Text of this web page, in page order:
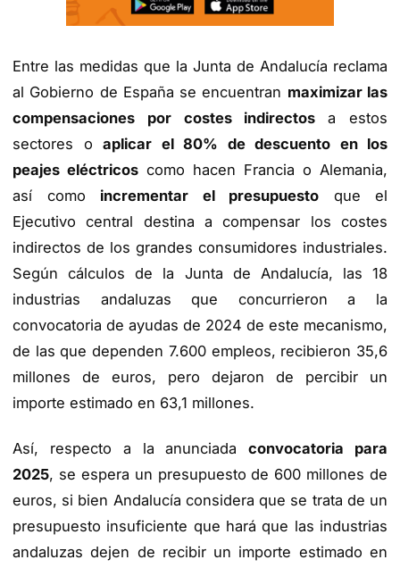
Entre las medidas que la Junta de Andalucía reclama
al Gobierno de España se encuentran maximizar las
compensaciones por costes indirectosa estos
sectores o aplicar el 80% de descuento en los
peajes eléctricos como hacen Francia o Alemania,
así como incrementar el presupuesto que el
Ejecutivo central destina a compensar los costes
indirectos de los grandes consumidores industriales.
Según cálculos de la Junta de Andalucía, las 18
industrias andaluzas que concurrieron a la
convocatoria de ayudas de 2024 de este mecanismo,
de las que dependen 7.600 empleos, recibieron 35,6
millones de euros, pero dejaron de percibir un
importe estimado en 63,1 millones.
Así, respecto a la anunciadaconvocatoria para
2025, se espera un presupuesto de 600 millones de
euros, si bien Andalucía considera que se trata de un
presupuesto insuficiente que hará que las industrias
andaluzas dejen de recibir un importe estimado en